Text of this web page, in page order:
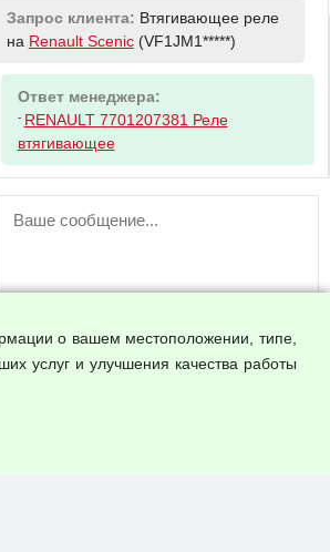
о вашем местоположении, типе,
услуг и улучшения качества работы
Запрос клиента: Втягивающее реле
на Renault Scenic(VF1JM1*****)
Ответ менеджера:
- RENAULT 7701207381 Реле
втягивающее
ВНИМАНИЕ!
пользователей временно отключена!
аккаунт.